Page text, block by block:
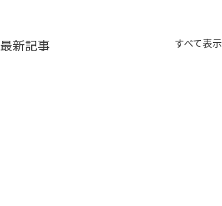
最新記事 すべて表示